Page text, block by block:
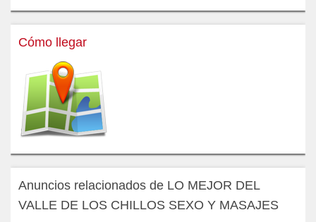
Cómo llegar
Anuncios relacionados de LO MEJOR DEL
VALLE DE LOS CHILLOS SEXO Y MASAJES